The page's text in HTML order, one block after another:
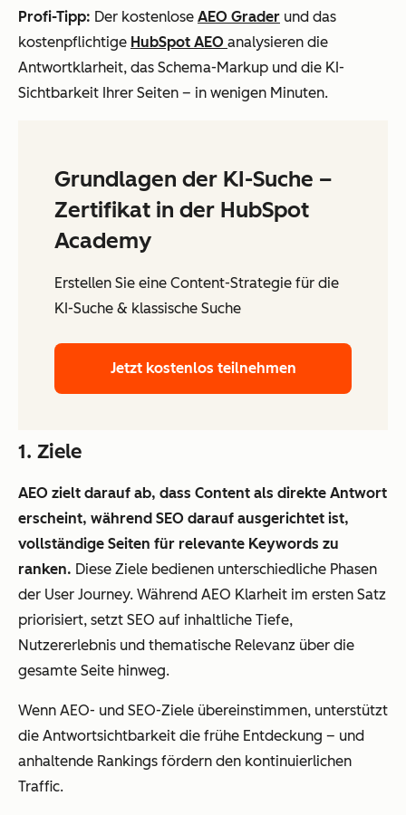
Profi-Tipp: Der kostenlose AEO Grader und das
kostenpflichtige HubSpot AEO analysieren die
Antwortklarheit, das Schema-Markup und die KI-
Sichtbarkeit Ihrer Seiten – in wenigen Minuten.
Grundlagen der KI-Suche –
Zertifikat in der HubSpot
Academy
Erstellen Sie eine Content-Strategie für die
KI-Suche & klassische Suche
Jetzt kostenlos teilnehmen
1. Ziele
AEO zielt darauf ab, dass Content als direkte Antwort
erscheint, während SEO darauf ausgerichtet ist,
vollständige Seiten für relevante Keywords zu
ranken. Diese Ziele bedienen unterschiedliche Phasen
der User Journey. Während AEO Klarheit im ersten Satz
priorisiert, setzt SEO auf inhaltliche Tiefe,
Nutzererlebnis und thematische Relevanz über die
gesamte Seite hinweg.
Wenn AEO- und SEO-Ziele übereinstimmen, unterstützt
die Antwortsichtbarkeit die frühe Entdeckung – und
anhaltende Rankings fördern den kontinuierlichen
Traffic.